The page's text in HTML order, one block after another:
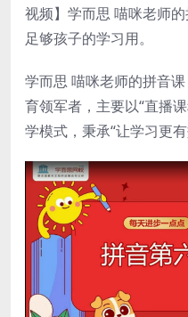
视频】学而思 喵咪老师
足够孩子的学习用。
学而思 喵咪老师的拼音
育领军者，主要以“直播
学模式，秉承“让学习更有